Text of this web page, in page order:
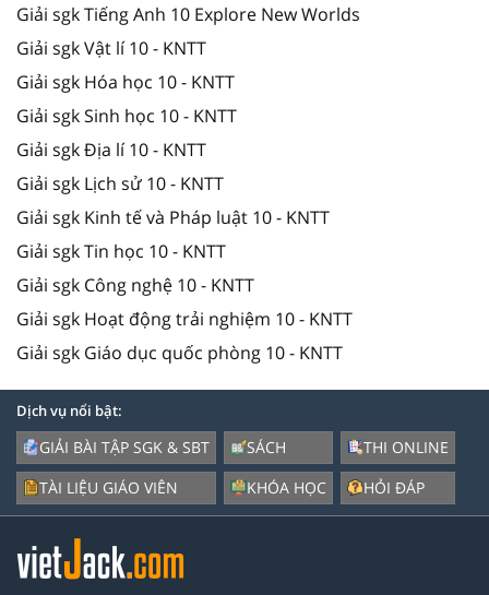
Giải sgk Tiếng Anh 10 Explore New Worlds
Giải sgk Vật lí 10 - KNTT
Giải sgk Hóa học 10 - KNTT
Giải sgk Sinh học 10 - KNTT
Giải sgk Địa lí 10 - KNTT
Giải sgk Lịch sử 10 - KNTT
Giải sgk Kinh tế và Pháp luật 10 - KNTT
Giải sgk Tin học 10 - KNTT
Giải sgk Công nghệ 10 - KNTT
Giải sgk Hoạt động trải nghiệm 10 - KNTT
Giải sgk Giáo dục quốc phòng 10 - KNTT
Dịch vụ nổi bật:
GIẢI BÀI TẬP SGK & SBT
TÀI LIỆU GIÁO VIÊN
SÁCH
KHÓA HỌC
THI ONLINE
HỎI ĐÁP